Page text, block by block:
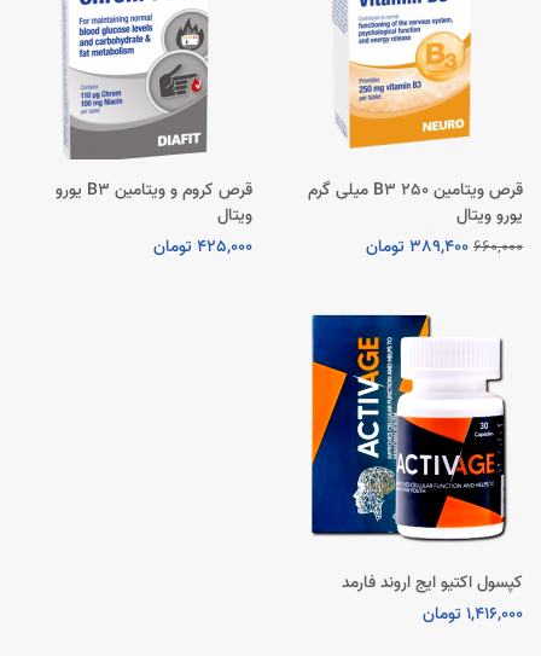
قرص ویتامین B3 250 میلی گرم
یورو ویتال
660,000 389,400 تومان
قرص کروم و ویتامین B3 یورو
ویتال
425,000 تومان
کپسول اکتیو ایج اروند فارمد
1,416,000 تومان